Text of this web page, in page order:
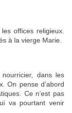
offices religieux.
à la vierge Marie.
dans les
On pense d’abord
Ce n’est pas
va pourtant venir